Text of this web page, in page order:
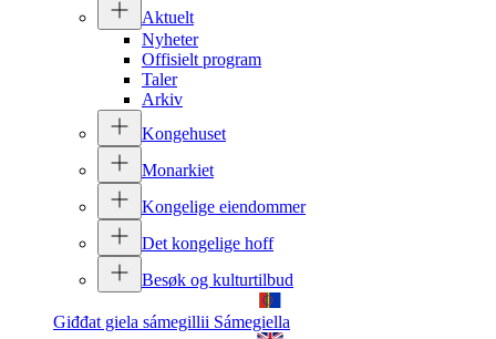
Aktuelt
Nyheter
Offisielt program
Taler
Arkiv
Kongehuset
Monarkiet
Kongelige eiendommer
Det kongelige hoff
Besøk og kulturtilbud
Giđđat giela sámegillii Sámegiella